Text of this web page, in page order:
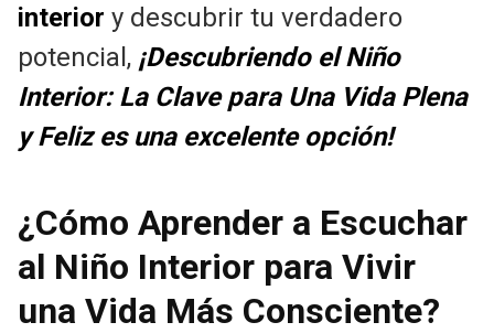
interior y descubrir tu verdadero
potencial, ¡Descubriendo el Niño
Interior: La Clave para Una Vida Plena
y Feliz es una excelente opción!
¿Cómo Aprender a Escuchar
al Niño Interior para Vivir
una Vida Más Consciente?